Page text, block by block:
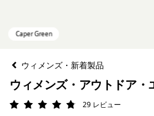
ウィメンズ・新着製品
ウィメンズ・アウトドア・
評価: 4.8 / 5
29 レビュー